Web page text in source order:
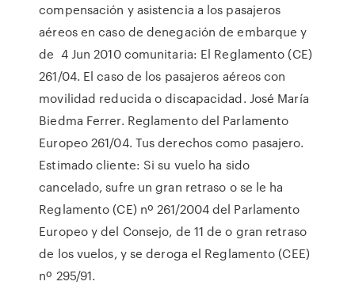
compensación y asistencia a los pasajeros
aéreos en caso de denegación de embarque y
de 4 Jun 2010 comunitaria: El Reglamento (CE)
261/04. El caso de los pasajeros aéreos con
movilidad reducida o discapacidad. José María
Biedma Ferrer. Reglamento del Parlamento
Europeo 261/04. Tus derechos como pasajero.
Estimado cliente: Si su vuelo ha sido
cancelado, sufre un gran retraso o se le ha
Reglamento (CE) nº 261/2004 del Parlamento
Europeo y del Consejo, de 11 de o gran retraso
de los vuelos, y se deroga el Reglamento (CEE)
nº 295/91.